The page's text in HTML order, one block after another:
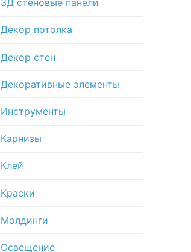
3Д стеновые панели
Декор потолка
Декор стен
Декоративные элементы
Инструменты
Карнизы
Клей
Краски
Молдинги
Освещение